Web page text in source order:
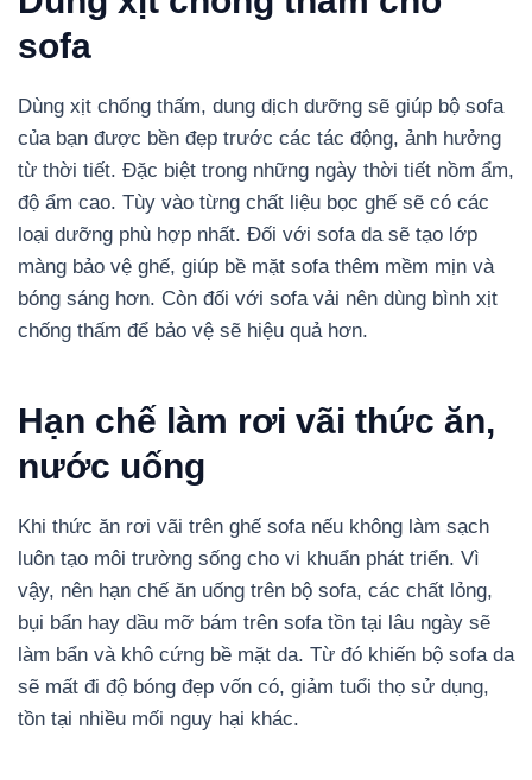
sofa
Dùng xịt chống thấm, dung dịch dưỡng sẽ giúp bộ sofa
của bạn được bền đẹp trước các tác động, ảnh hưởng
từ thời tiết. Đặc biệt trong những ngày thời tiết nồm ẩm,
độ ẩm cao. Tùy vào từng chất liệu bọc ghế sẽ có các
loại dưỡng phù hợp nhất. Đối với sofa da sẽ tạo lớp
màng bảo vệ ghế, giúp bề mặt sofa thêm mềm mịn và
bóng sáng hơn. Còn đối với sofa vải nên dùng bình xịt
chống thấm để bảo vệ sẽ hiệu quả hơn.
Hạn chế làm rơi vãi thức ăn,
nước uống
Khi thức ăn rơi vãi trên ghế sofa nếu không làm sạch
luôn tạo môi trường sống cho vi khuẩn phát triển. Vì
vậy, nên hạn chế ăn uống trên bộ sofa, các chất lỏng,
bụi bẩn hay dầu mỡ bám trên sofa tồn tại lâu ngày sẽ
làm bẩn và khô cứng bề mặt da. Từ đó khiến bộ sofa da
sẽ mất đi độ bóng đẹp vốn có, giảm tuổi thọ sử dụng,
tồn tại nhiều mối nguy hại khác.